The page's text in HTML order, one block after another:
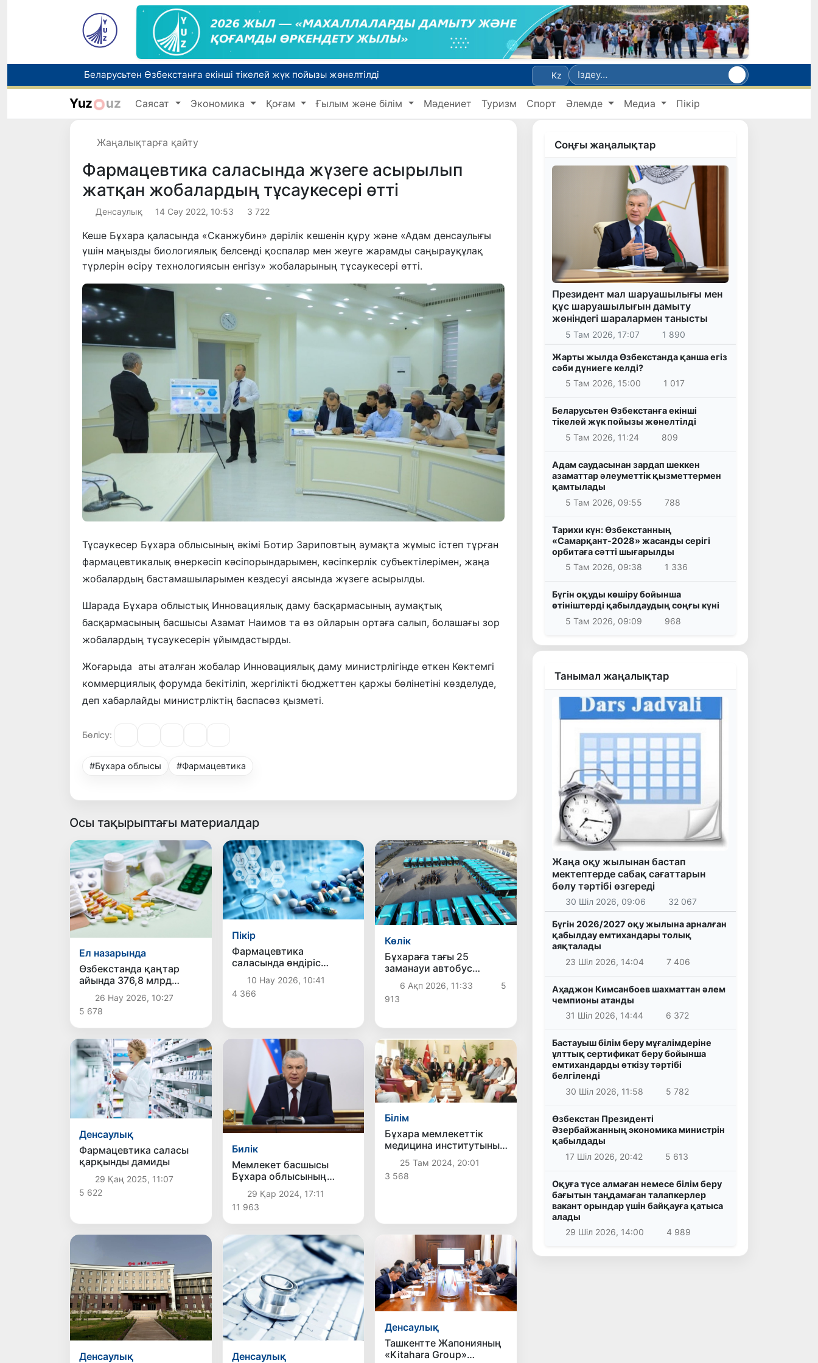
Беларусьтен Өзбекстанға екінші тікелей жүк пойызы жөнелтілді
Адам саудасынан зардап шеккен азаматтар әлеуметтік қызметтермен қамтылады
Тарихи күн: Өзбекстанның «Самарқант-2028» жасанды серігі орбитаға сәтті шығарылды
Жарты жылда Өзбекстанда қанша егіз сәби дүниеге келді?
Kz
Yuz uz Саясат Экономика Қоғам Ғылым және білім Мәдениет Туризм Спорт Әлемде Медиа Пікір
Жаңалықтарға қайту
Фармацевтика саласында жүзеге асырылып
жатқан жобалардың тұсаукесері өтті
Денсаулық 14 Сәу 2022, 10:53 3 722
Кеше Бұхара қаласында «Сканжубин» дәрілік кешенін құру және «Адам денсаулығы
үшін маңызды биологиялық белсенді қоспалар мен жеуге жарамды саңырауқұлақ
түрлерін өсіру технологиясын енгізу» жобаларының тұсаукесері өтті.
Тұсаукесер Бұхара облысының әкімі Ботир Зариповтың аумақта жұмыс істеп тұрған
фармацевтикалық өнеркәсіп кәсіпорындарымен, кәсіпкерлік субъектілерімен, жаңа
жобалардың бастамашыларымен кездесуі аясында жүзеге асырылды.
Шарада Бұхара облыстық Инновациялық даму басқармасының аумақтық
басқармасының басшысы Азамат Наимов та өз ойларын ортаға салып, болашағы зор
жобалардың тұсаукесерін ұйымдастырды.
Жоғарыда аты аталған жобалар Инновациялық даму министрлігінде өткен Көктемгі
коммерциялық форумда бекітіліп, жергілікті бюджеттен қаржы бөлінетіні көзделуде,
деп хабарлайды министрліктің баспасөз қызметі.
Бөлісу:
#Бұхара облысы #Фармацевтика
Осы тақырыптағы материалдар
Ел назарында
Өзбекстанда қаңтар
айында 376,8 млрд
сумдық
фармацевтикалық
өнімдері өндірілді
26 Нау 2026, 10:27
5 678
Пікір
Фармацевтика
саласында өндіріс
ынталандырылады
10 Нау 2026, 10:41
4 366
Көлік
Бұхараға тағы 25
заманауи автобус
әкелінді
6 Ақп 2026, 11:33
5
913
Денсаулық
Фармацевтика саласы
қарқынды дамиды
29 Қаң 2025, 11:07
5 622
Билік
Мемлекет басшысы
Бұхара облысының
экономикалық әлеуетін
арттыру бойынша жиын
өткізді
29 Қар 2024, 17:11
11 963
Білім
Бұхара мемлекеттік
медицина институтының
студенттері Анкарадағы
жазғы тәжірибелік
курсты сәтті аяқтады
25 Там 2024, 20:01
3 568
Денсаулық Денсаулық
Денсаулық
Ташкентте Жапонияның
«Kitahara Group»
Соңғы жаңалықтар
Президент мал шаруашылығы мен
құс шаруашылығын дамыту
жөніндегі шаралармен танысты
5 Там 2026, 17:07 1 890
Жарты жылда Өзбекстанда қанша егіз
сәби дүниеге келді?
5 Там 2026, 15:00
1 017
Беларусьтен Өзбекстанға екінші
тікелей жүк пойызы жөнелтілді
5 Там 2026, 11:24
809
Адам саудасынан зардап шеккен
азаматтар әлеуметтік қызметтермен
қамтылады
5 Там 2026, 09:55
788
Тарихи күн: Өзбекстанның
«Самарқант-2028» жасанды серігі
орбитаға сәтті шығарылды
5 Там 2026, 09:38
1 336
Бүгін оқуды көшіру бойынша
өтініштерді қабылдаудың соңғы күні
5 Там 2026, 09:09
968
Танымал жаңалықтар
Жаңа оқу жылынан бастап
мектептерде сабақ сағаттарын
бөлу тәртібі өзгереді
30 Шіл 2026, 09:06 32 067
Бүгін 2026/2027 оқу жылына арналған
қабылдау емтихандары толық
аяқталады
23 Шіл 2026, 14:04
7 406
Аҳаджон Кимсанбоев шахматтан әлем
чемпионы атанды
31 Шіл 2026, 14:44
6 372
Бастауыш білім беру мұғалімдеріне
ұлттық сертификат беру бойынша
емтихандарды өткізу тәртібі
белгіленді
30 Шіл 2026, 11:58
5 782
Өзбекстан Президенті
Әзербайжанның экономика министрін
қабылдады
17 Шіл 2026, 20:42
5 613
Оқуға түсе алмаған немесе білім беру
бағытын таңдамаған талапкерлер
вакант орындар үшін байқауға қатыса
алады
29 Шіл 2026, 14:00
4 989